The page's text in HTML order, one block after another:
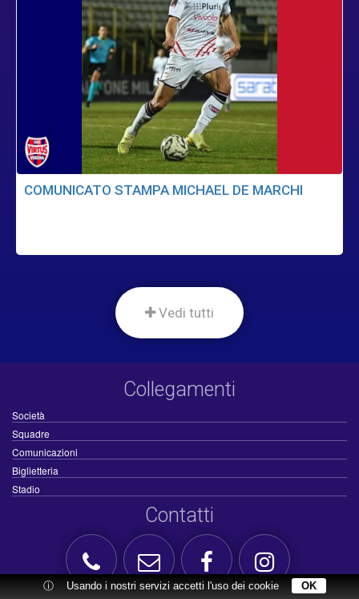
COMUNICATO STAMPA MICHAEL DE MARCHI
Vedi tutti
Collegamenti
Società
Squadre
Comunicazioni
Biglietteria
Stadio
Contatti
ⓘ Usando i nostri servizi accetti l'uso dei cookie OK